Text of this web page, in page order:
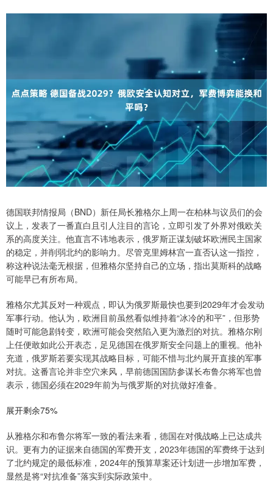
德国联邦情报局（BND）新任局长雅格尔上周一在柏林与议员们的会
议上，发表了一番直白且引人注目的言论，立即引发了外界对俄欧关
系的高度关注。他直言不讳地表示，俄罗斯正谋划破坏欧洲民主国家
的稳定，并削弱北约的影响力。尽管克里姆林宫一直否认这一指控，
称这种说法毫无根据，但雅格尔坚持自己的立场，指出莫斯科的战略
可能早已有所布局。
雅格尔尤其反对一种观点，即认为俄罗斯最快也要到2029年才会发动
军事行动。他认为，欧洲目前虽然看似维持着“冰冷的和平”，但形势
随时可能急剧转变，欧洲可能会突然陷入更为激烈的对抗。雅格尔刚
上任便敢如此公开表态，足见德国在俄罗斯安全问题上的重视。他补
充道，俄罗斯若要实现其战略目标，可能不惜与北约展开直接的军事
对抗。这番言论并非空穴来风，早前德国国防参谋长布鲁尔将军也曾
表示，德国必须在2029年前为与俄罗斯的对抗做好准备。
展开剩余75%
从雅格尔和布鲁尔将军一致的看法来看，德国在对俄战略上已达成共
识。更有力的证据来自德国的军费开支，2023年德国的军费终于达到
了北约规定的最低标准，2024年的预算草案还计划进一步增加军费，
显然是将“对抗准备”落实到实际政策中。